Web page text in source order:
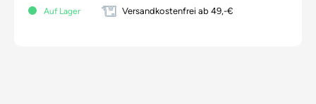
Auf Lager Versandkostenfrei ab 49,-€